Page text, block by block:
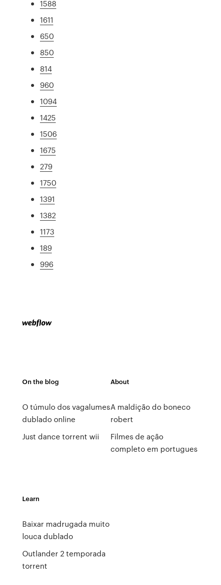
1588
1611
650
850
814
960
1094
1425
1506
1675
279
1750
1391
1382
1173
189
996
On the blog
O túmulo dos vagalumes
dublado online
Just dance torrent wii
About
A maldição do boneco
robert
Filmes de ação
completo em portugues
Learn
Baixar madrugada muito
louca dublado
Outlander 2 temporada
torrent